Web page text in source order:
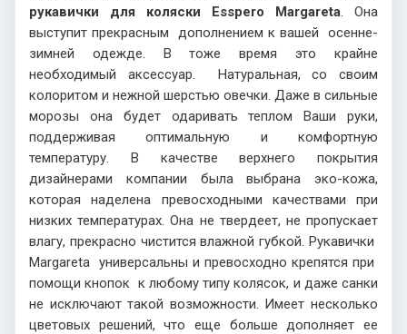
рукавички для коляски Esspero Margareta. Она
выступит прекрасным дополнением к вашей осенне-
зимней одежде. В тоже время это крайне
необходимый аксессуар. Натуральная, со своим
колоритом и нежной шерстью овечки. Даже в сильные
морозы она будет одаривать теплом Ваши руки,
поддерживая оптимальную и комфортную
температуру. В качестве верхнего покрытия
дизайнерами компании была выбрана эко-кожа,
которая наделена превосходными качествами при
низких температурах. Она не твердеет, не пропускает
влагу, прекрасно чистится влажной губкой. Рукавички
Margareta универсальны и превосходно крепятся при
помощи кнопок к любому типу колясок, и даже санки
не исключают такой возможности. Имеет несколько
цветовых решений, что еще больше дополняет ее